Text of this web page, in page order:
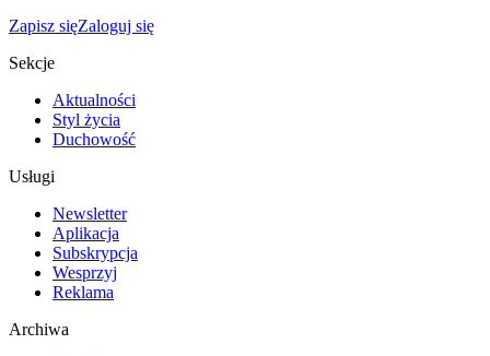
Zapisz sięZaloguj się
Sekcje
Aktualności
Styl życia
Duchowość
Usługi
Newsletter
Aplikacja
Subskrypcja
Wesprzyj
Reklama
Archiwa